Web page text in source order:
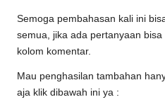
Semoga pembahasan kali ini
semua, jika ada pertanyaan
kolom komentar.
Mau penghasilan tambahan
aja klik dibawah ini ya :